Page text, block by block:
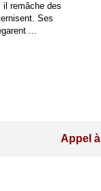
il remâche des
Ses
...
Appel